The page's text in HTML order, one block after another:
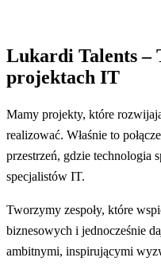
Lukardi Talents –
projektach IT
Mamy projekty, które
realizować. Właśnie to
przestrzeń, gdzie technologia
specjalistów IT.
Tworzymy zespoły, które
biznesowych i jednocześnie
ambitnymi, inspirującymi